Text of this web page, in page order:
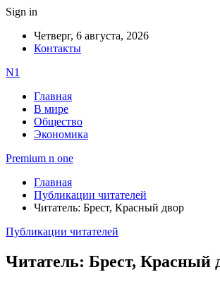
Sign in
Четверг, 6 августа, 2026
Контакты
N1
Главная
В мире
Общество
Экономика
Premium n one
Главная
Публикации читателей
Читатель: Брест, Красный двор
Публикации читателей
Читатель: Брест, Красный